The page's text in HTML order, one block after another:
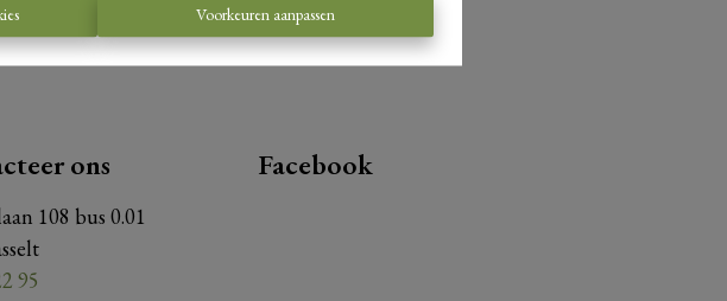
Voorkeuren aanpassen
ons
108 bus 0.01
95
Facebook